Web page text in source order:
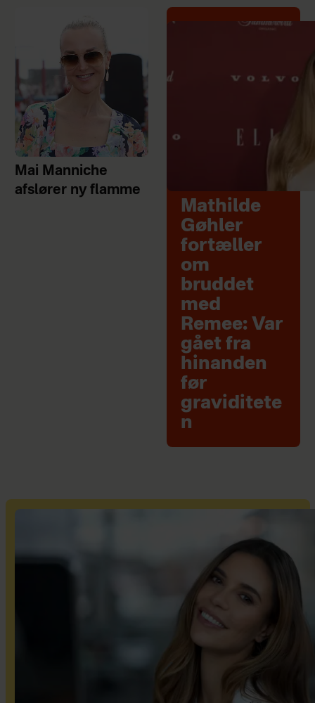
Mai Manniche
afslører ny flamme
Mathilde
Gøhler
fortæller
om
bruddet
med
Remee: Var
gået fra
hinanden
før
graviditete
n